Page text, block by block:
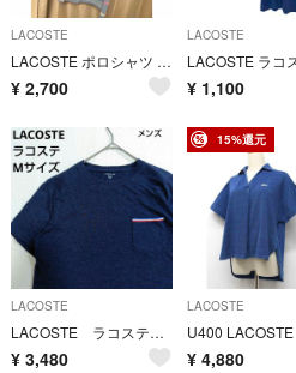
LACOSTE
LACOSTE ポロシャツ ボーダー ブルー夏サイズ5
¥ 2,700
LACOSTE
¥ 1,100
LACOSTE
LACOSTE ラコステ tシャツ 腰ワニ スリーライン ネイビー М
¥ 3,480
15%還元
LACOSTE
¥ 4,880